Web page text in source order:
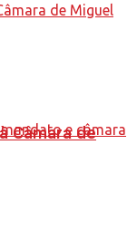
Câmara de